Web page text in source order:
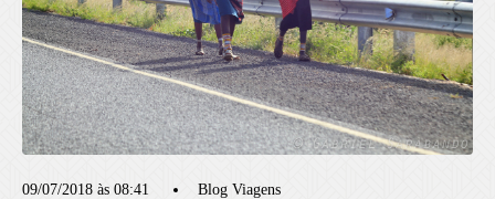
09/07/2018 às 08:41 Blog Viagens